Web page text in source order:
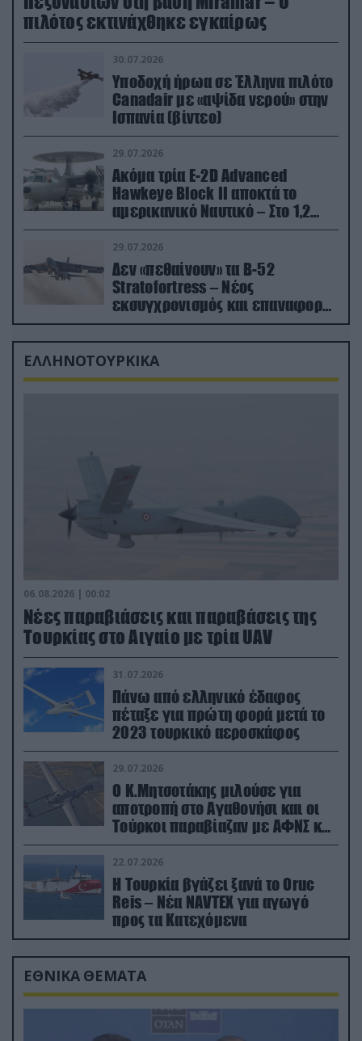
πιλότος εκτινάχθηκε εγκαίρως
30.07.2026
Υποδοχή ήρωα σε Έλληνα πιλότο
Canadair με «αψίδα νερού» στην
Ισπανία (βίντεο)
29.07.2026
Ακόμα τρία E-2D Advanced
Hawkeye Block II αποκτά το
αμερικανικό Ναυτικό – Στο 1,2
δισ.δολάρια το κόστος
29.07.2026
Δεν «πεθαίνουν» τα Β-52
Stratofortress – Νέος
εκσυγχρονισμός και επαναφορά
από τα «νεκροταφεία»
ΕΛΛΗΝΟΤΟΥΡΚΙΚΑ
06.08.2026 | 00:02
Νέες παραβιάσεις και παραβάσεις της
Τουρκίας στο Αιγαίο με τρία UAV
31.07.2026
Πάνω από ελληνικό έδαφος
πέταξε για πρώτη φορά μετά το
2023 τουρκικό αεροσκάφος
29.07.2026
Ο Κ.Μητσοτάκης μιλούσε για
αποτροπή στο Αγαθονήσι και οι
Τούρκοι παραβίαζαν με ΑΦΝΣ και
drone
22.07.2026
Η Τουρκία βγάζει ξανά το Oruc
Reis – Νέα NAVTEX για αγωγό
προς τα Κατεχόμενα
ΕΘΝΙΚΑ ΘΕΜΑΤΑ